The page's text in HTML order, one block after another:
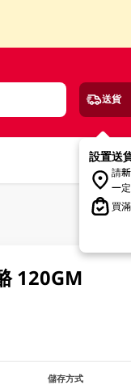
送貨
設置送
請
一
買
120GM
儲存方式